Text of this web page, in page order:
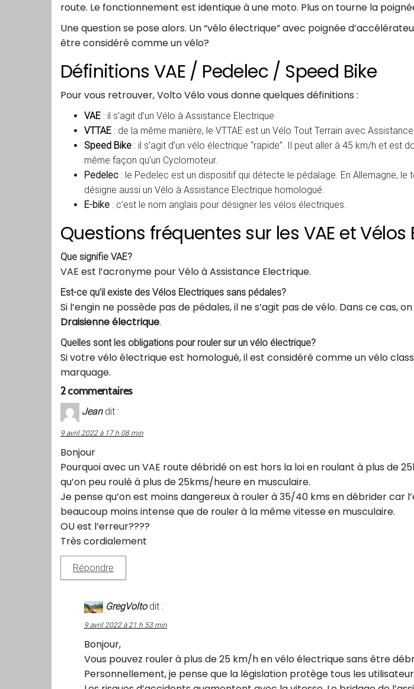
route. Le fonctionnement est identique à une moto. Plus on tourne la
Une question se pose alors. Un “vélo électrique” avec poignée
être considéré comme un vélo?
Définitions VAE / Pedelec / Speed Bike
Pour vous retrouver, Volto Vélo vous donne quelques définitions :
VAE : il s’agit d’un Vélo à Assistance Electrique
VTTAE : de la même manière, le VTTAE est un Vélo Tout Terrain avec
Speed Bike : il s’agit d’un vélo électrique “rapide”. Il peut aller à 45 km/h et est
même façon qu’un Cyclomoteur.
Pedelec : le Pedelec est un dispositif qui détecte le pédalage. En Allemagne, le
désigne aussi un Vélo à Assistance Electrique homologué.
E-bike : c’est le nom anglais pour désigner les vélos électriques.
Questions fréquentes sur les VAE et Vélos
Que signifie VAE?
VAE est l’acronyme pour Vélo à Assistance Electrique.
Est-ce qu’il existe des Vélos Electriques sans pédales?
Si l’engin ne possède pas de pédales, il ne s’agit pas de vélo. Dans ce cas,
Draisienne électrique.
Quelles sont les obligations pour rouler sur un vélo électrique?
Si votre vélo électrique est homologué, il est considéré comme un vélo
marquage.
2 commentaires
Jean dit :
9 avril 2022 à 17 h 08 min
Bonjour
Pourquoi avec un VAE route débridé on est hors la loi en roulant à plus de
qu’on peu roulé à plus de 25kms/heure en musculaire.
Je pense qu’on est moins dangereux à rouler à 35/40 kms en débrider car
beaucoup moins intense que de rouler à la même vitesse en musculaire.
OU est l’erreur????
Très cordialement
Répondre
GregVolto dit :
9 avril 2022 à 21 h 53 min
Bonjour,
Vous pouvez rouler à plus de 25 km/h en vélo électrique sans être
Personnellement, je pense que la législation protège tous les